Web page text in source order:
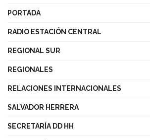
PORTADA
RADIO ESTACIÓN CENTRAL
REGIONAL SUR
REGIONALES
RELACIONES INTERNACIONALES
SALVADOR HERRERA
SECRETARÍA DD HH